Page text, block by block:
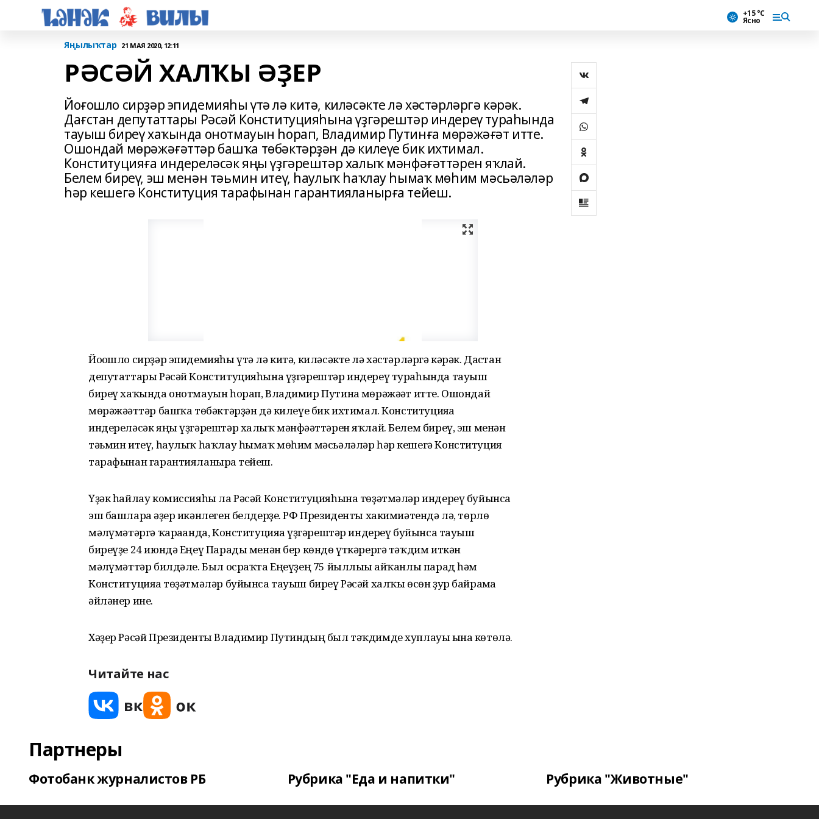
+15 °С
Ясно
Яңылыҡтар 21 МАЯ 2020, 12:11
РӘСӘЙ ХАЛҠЫ ӘҘЕР
Йоғошло сирҙәр эпидемияһы үтә лә китә, киләсәкте лә хәстәрләргә кәрәк.
Дағстан депутаттары Рәсәй Конституцияһына үҙгәрештәр индереү тураһында
тауыш биреү хаҡында онотмауын һорап, Владимир Путинға мөрәжәғәт итте.
Ошондай мөрәжәғәттәр башҡа төбәктәрҙән дә килеүе бик ихтимал.
Конституцияға индереләсәк яңы үҙгәрештәр халыҡ мәнфәғәттәрен яҡлай.
Белем биреү, эш менән тәьмин итеү, һаулыҡ һаҡлау һымаҡ мөһим мәсьәләләр
һәр кешегә Конституция тарафынан гарантияланырға тейеш.
Йоғошло сирҙәр эпидемияһы үтә лә китә, киләсәкте лә хәстәрләргә кәрәк. Дағстан
депутаттары Рәсәй Конституцияһына үҙгәрештәр индереү тураһында тауыш
биреү хаҡында онотмауын һорап, Владимир Путинға мөрәжәғәт итте. Ошондай
мөрәжәғәттәр башҡа төбәктәрҙән дә килеүе бик ихтимал. Конституцияға
индереләсәк яңы үҙгәрештәр халыҡ мәнфәғәттәрен яҡлай. Белем биреү, эш менән
тәьмин итеү, һаулыҡ һаҡлау һымаҡ мөһим мәсьәләләр һәр кешегә Конституция
тарафынан гарантияланырға тейеш.
Үҙәк һайлау комиссияһы ла Рәсәй Конституцияһына төҙәтмәләр индереү буйынса
эш башларға әҙер икәнлеген белдерҙе. РФ Президенты хакимиәтендә лә, төрлө
мәғлүмәтәргә ҡарағанда, Конституцияға үҙгәрештәр индереү буйынса тауыш
биреүҙе 24 июндә Еңеү Парады менән бер көндө үткәрергә тәҡдим иткән
мәғлүмәттәр билдәле. Был осраҡта Еңеүҙең 75 йыллығы айҡанлы парад һәм
Конституцияға төҙәтмәләр буйынса тауыш биреү Рәсәй халҡы өсөн ҙур байрамға
әйләнер ине.
Хәҙер Рәсәй Президенты Владимир Путиндың был тәҡдимде хуплауы ғына көтөлә.
Читайте нас
Партнеры
Фотобанк журналистов РБ Рубрика "Еда и напитки" Рубрика "Животные"